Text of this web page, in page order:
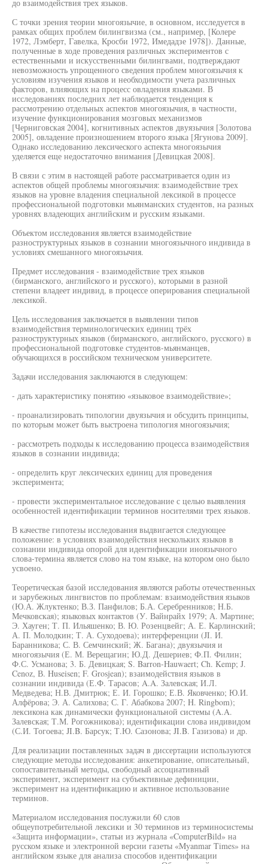
до взаимодействия трех языков.
С точки зрения теории многоязычие, в основном, исследуется в
рамках общих проблем билингвизма (см., например, [Колере
1972, Лэмберт, Гавелка, Кросби 1972, Имедадзе 1978]). Данные,
полученные в ходе проведения различных экспериментов с
естественными и искусственными билингвами, подтверждают
невозможность упрощенного сведения проблем многоязычия к
условиям изучения языков и необходимости учета различных
факторов, влияющих на процесс овладения языками. В
исследованиях последних лет наблюдается тенденция к
рассмотрению отдельных аспектов многоязычия, в частности,
изучение функционирования мозговых механизмов
[Черниговская 2004], когнитивных аспектов двуязычия [Золотова
2005], овладение произношением второго языка [Ягунова 2009].
Однако исследованию лексического аспекта многоязычия
уделяется еще недостаточно внимания [Девицкая 2008].
В связи с этим в настоящей работе рассматривается один из
аспектов общей проблемы многоязычия: взаимодействие трех
языков на уровне владения специальной лексикой в процессе
профессиональной подготовки мьянманских студентов, на разных
уровнях владеющих английским и русским языками.
Объектом исследования является взаимодействие
разноструктурных языков в сознании многоязычного индивида в
условиях смешанного многоязычия.
Предмет исследования - взаимодействие трех языков
(бирманского, английского и русского), которыми в разной
степени владеет индивид, в процессе оперирования специальной
лексикой.
Цель исследования заключается в выявлении типов
взаимодействия терминологических единиц трёх
разноструктурных языков (бирманского, английского, русского) в
профессиональной подготовке студентов-мьянманцев,
обучающихся в российском техническом университете.
Задачи исследования заключаются в следующем:
- дать характеристику понятию «языковое взаимодействие»;
- проанализировать типологии двуязычия и обсудить принципы,
по которым может быть выстроена типология многоязычия;
- рассмотреть подходы к исследованию процесса взаимодействия
языков в сознании индивида;
- определить круг лексических единиц для проведения
эксперимента;
- провести экспериментальное исследование с целью выявления
особенностей идентификации терминов носителями трех языков.
В качестве гипотезы исследования выдвигается следующее
положение: в условиях взаимодействия нескольких языков в
сознании индивида опорой для идентификации иноязычного
слова-термина является слово на том языке, на котором оно было
усвоено.
Теоретическая базой исследования являются работы отечественных
и зарубежных лингвистов по проблемам: взаимодействия языков
(Ю.А. Жлуктенко; В.З. Панфилов; Б.А. Серебренников; Н.Б.
Мечковская); языковых контактов (У. Вайнрайх 1979; А. Мартине;
Э. Хауген; Т. П. Ильяшенко; В. Ю. Розенцвейг; А. Е. Карлинский;
А. П. Молодкин; Т. А. Суходоева); интерференции (JI. И.
Баранникова; С. В. Семчинский; Ж. Багана); двуязычия и
многоязычия (Е. М. Верещагин; Ю.Д. Дешериев; Ф.П. Филин;
Ф.С. Усманова; 3. Б. Девицкая; S. Barron-Hauwaert; Ch. Kemp; J.
Cenoz, В. Huseisen; F. Grosjean); взаимодействия языков в
сознании индивида (Е.Ф. Тарасов; A.A. Залевская; И.Л.
Медведева; Н.В. Дмитрюк; Е. И. Горошко; Е.В. Яковченко; Ю.И.
Алфёрова; Э. А. Салихова; С. Г. Абабкова 2007; H. Ringbom);
лексикона как динамически функциональной системы (A.A.
Залевская; Т.М. Рогожникова); идентификации слова индивидом
(С.И. Тогоева; JI.B. Барсук; Т.Ю. Сазонова; JI.B. Газизова) и др.
Для реализации поставленных задач в диссертации используются
следующие методы исследования: анкетирование, описательный,
сопоставительный методы, свободный ассоциативный
эксперимент, эксперимент на субъективные дефиниции,
эксперимент на идентификацию и активное использование
терминов.
Материалом исследования послужили 60 слов
общеупотребительной лексики и 30 терминов из терминосистемы
«Защита информации», статьи из журнала «ComputerBild» на
русском языке и электронной версии газеты «Myanmar Times» на
английском языке для анализа способов идентификации